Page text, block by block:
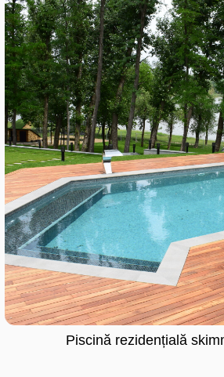
Piscină rezidențială